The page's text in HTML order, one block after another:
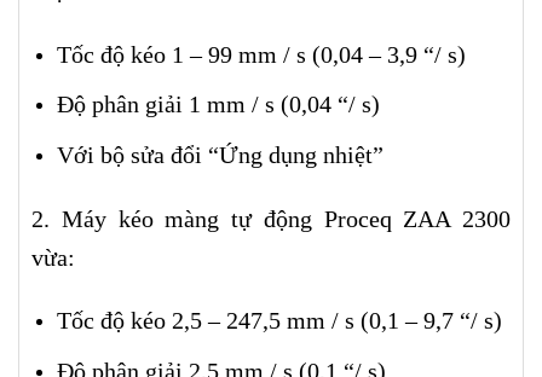
Tốc độ kéo 1 – 99 mm / s (0,04 – 3,9 “/ s)
Độ phân giải 1 mm / s (0,04 “/ s)
Với bộ sửa đổi “Ứng dụng nhiệt”
2. Máy kéo màng tự động Proceq ZAA 2300
vừa:
Tốc độ kéo 2,5 – 247,5 mm / s (0,1 – 9,7 “/ s)
Độ phân giải 2,5 mm / s (0,1 “/ s)